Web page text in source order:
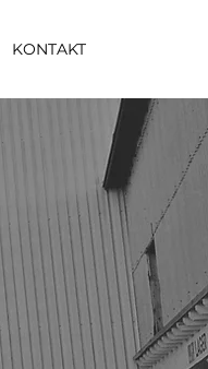
KONTAKT